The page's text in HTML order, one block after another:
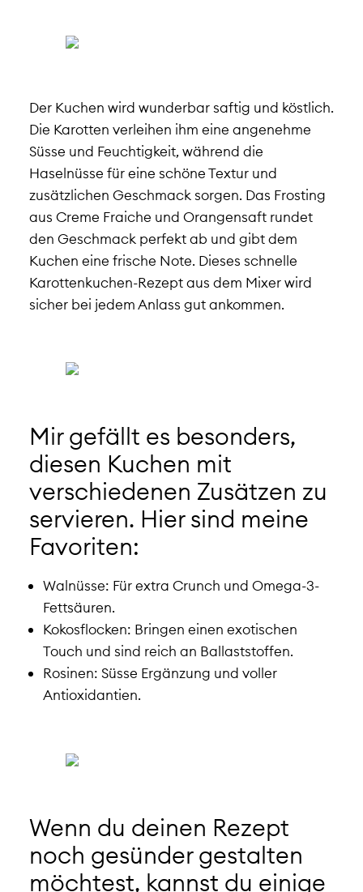
Der Kuchen wird wunderbar saftig und köstlich.
Die Karotten verleihen ihm eine angenehme
Süsse und Feuchtigkeit, während die
Haselnüsse für eine schöne Textur und
zusätzlichen Geschmack sorgen. Das Frosting
aus Creme Fraiche und Orangensaft rundet
den Geschmack perfekt ab und gibt dem
Kuchen eine frische Note. Dieses schnelle
Karottenkuchen-Rezept aus dem Mixer wird
sicher bei jedem Anlass gut ankommen.
Mir gefällt es besonders,
diesen Kuchen mit
verschiedenen Zusätzen zu
servieren. Hier sind meine
Favoriten:
Walnüsse: Für extra Crunch und Omega-3-
Fettsäuren.
Kokosflocken: Bringen einen exotischen
Touch und sind reich an Ballaststoffen.
Rosinen: Süsse Ergänzung und voller
Antioxidantien.
Wenn du deinen Rezept
noch gesünder gestalten
möchtest, kannst du einige